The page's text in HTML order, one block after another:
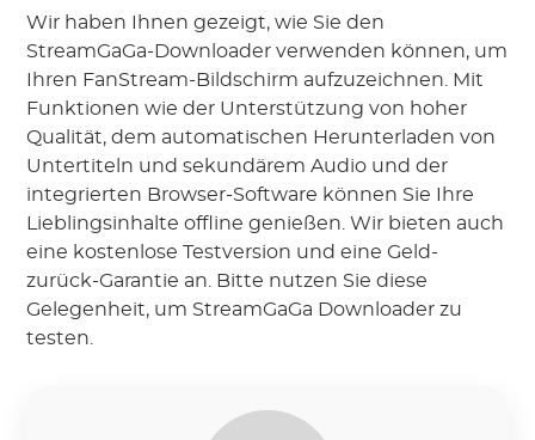
Wir haben Ihnen gezeigt, wie Sie den
StreamGaGa-Downloader verwenden können, um
Ihren FanStream-Bildschirm aufzuzeichnen. Mit
Funktionen wie der Unterstützung von hoher
Qualität, dem automatischen Herunterladen von
Untertiteln und sekundärem Audio und der
integrierten Browser-Software können Sie Ihre
Lieblingsinhalte offline genießen. Wir bieten auch
eine kostenlose Testversion und eine Geld-
zurück-Garantie an. Bitte nutzen Sie diese
Gelegenheit, um StreamGaGa Downloader zu
testen.